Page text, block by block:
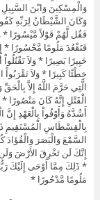
وَالْمِسْكِينَ وَابْنَ السَّبِيلِ
وَكَانَ الشَّيْطَانُ لِرَبِّهِ
فَقُل لَّهُمْ قَوْلاً مَّيْسُورًا
فَتَقْعُدَ مَلُومًا مَّحْسُورًا *
خَبِيرًا بَصِيرًا * وَلاَ
خِطْئًا كَبِيرًا * وَلاَ
الَّتِي حَرَّمَ اللَّهُ إِلاَّ
الْقَتْلِ إِنَّهُ كَانَ مَنْصُورًا *
أَشُدَّهُ وَأَوْفُواْ بِالْعَهْدِ إِنَّ
بِالْقِسْطَاسِ الْمُسْتَقِيمِ
السَّمْعَ وَالْبَصَرَ
إِنَّكَ لَن تَخْرِقَ الأَرْضَ
* ذَلِكَ مِمَّا أَوْحَى إِلَيْكَ
مَلُومًا مَّدْحُورًا *